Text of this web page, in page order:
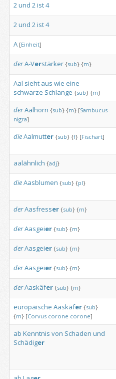
2und 2ist4
2und 2ist4
A [Einheit]
derA-Verstärker {sub} {m}
Aal sieht aus wie eine
schwarze Schlange {sub} {m}
derAalhorn {sub} {m} [Sambucus
nigra]
dieAalmutter {sub} {f} [Fischart]
aalähnlich {adj}
dieAasblumen {sub} {pl}
derAasfresser {sub} {m}
derAasgeier {sub} {m}
derAasgeier {sub} {m}
derAasgeier {sub} {m}
derAaskäfer {sub} {m}
europäische Aaskäfer {sub}
{m} [Corvus corone corone]
ab Kenntnis von Schaden und
Schädiger